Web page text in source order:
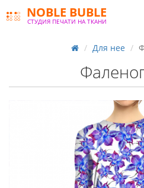
NOBLE BUBLE
СТУДИЯ ПЕЧАТИ НА ТКАНИ
Для нее